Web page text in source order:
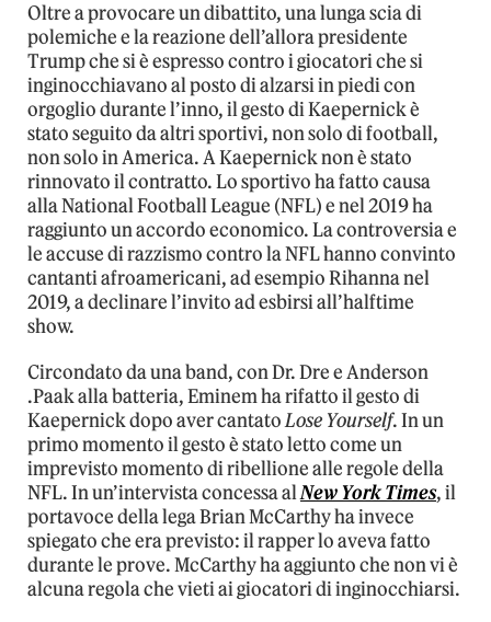
Oltre a provocare un dibattito, una lunga scia di
polemiche e la reazione dell’allora presidente
Trump che si è espresso contro i giocatori che si
inginocchiavano al posto di alzarsi in piedi con
orgoglio durante l’inno, il gesto di Kaepernick è
stato seguito da altri sportivi, non solo di football,
non solo in America. A Kaepernick non è stato
rinnovato il contratto. Lo sportivo ha fatto causa
alla National Football League (NFL) e nel 2019 ha
raggiunto un accordo economico. La controversia e
le accuse di razzismo contro la NFL hanno convinto
cantanti afroamericani, ad esempio Rihanna nel
2019, a declinare l’invito ad esbirsi all’halftime
show.
Circondato da una band, con Dr. Dre e Anderson
.Paak alla batteria, Eminem ha rifatto il gesto di
Kaepernick dopo aver cantatoLose Yourself. In un
primo momento il gesto è stato letto come un
imprevisto momento di ribellione alle regole della
NFL. In un’intervista concessa alNew York Times, il
portavoce della lega Brian McCarthy ha invece
spiegato che era previsto: il rapper lo aveva fatto
durante le prove. McCarthy ha aggiunto che non vi è
alcuna regola che vieti ai giocatori di inginocchiarsi.